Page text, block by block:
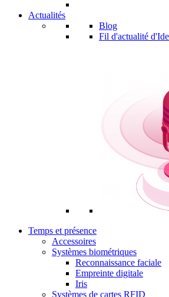
Actualités
Blog
Fil d'actualité
Temps et présence
Accessoires
Systèmes biométriques
Reconnaissance faciale
Empreinte digitale
Iris
Systèmes de cartes RFID